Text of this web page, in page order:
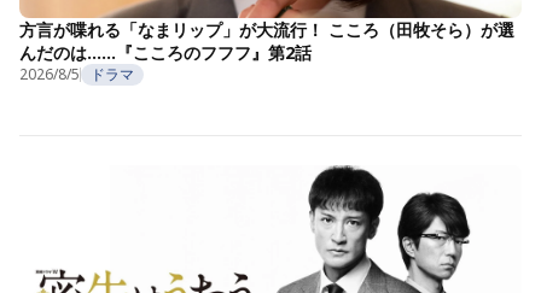
方言が喋れる「なまリップ」が大流行！ こころ（田牧そら）が選
んだのは……『こころのフフフ』第2話
2026/8/5 ドラマ